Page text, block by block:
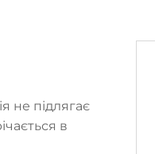
не підлягає
в